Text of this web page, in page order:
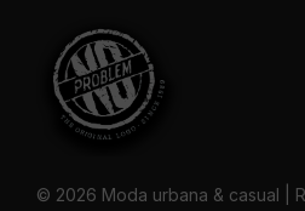
© 2026 Moda urbana & casual |